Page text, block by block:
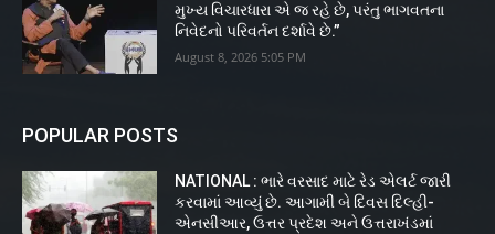
મુખ્ય વિચારધારા એ જ રહે છે, પરંતુ ભાગવતના
નિવેદનો પરિવર્તન દર્શાવે છે.”
August 8, 2026 5:05 PM
POPULAR POSTS
NATIONAL : ભારે વરસાદ માટે રેડ એલર્ટ જારી
કરવામાં આવ્યું છે. આગામી બે દિવસ દિલ્હી-
એનસીઆર, ઉત્તર પ્રદેશ અને ઉત્તરાખંડમાં